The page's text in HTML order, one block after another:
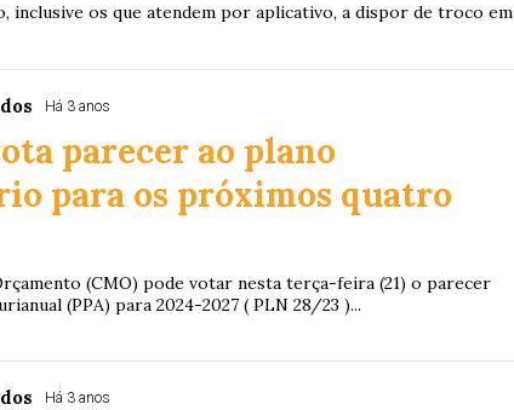
os que atendem por aplicativo, a dispor de troco em
Há 3 anos
parecer ao plano
para os próximos quatro
(CMO) pode votar nesta terça-feira (21) o parecer
(PPA) para 2024-2027 ( PLN 28/23 )...
Há 3 anos